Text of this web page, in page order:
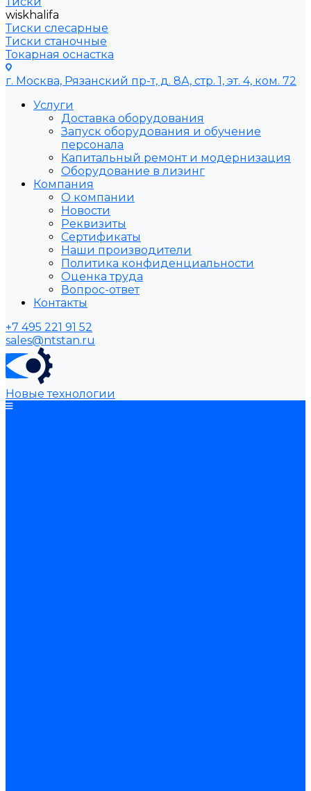
wiskhalifa
Тиски слесарные
Тиски станочные
Токарная оснастка
г. Москва, Рязанский пр-т, д. 8А, стр. 1, эт. 4, ком. 72
Услуги
Доставка оборудования
Запуск оборудования и обучение
персонала
Капитальный ремонт и модернизация
Оборудование в лизинг
Компания
О компании
Новости
Реквизиты
Сертификаты
Наши производители
Политика конфиденциальности
Оценка труда
Вопрос-ответ
Контакты
+7 495 221 91 52
sales@ntstan.ru
Новые технологии